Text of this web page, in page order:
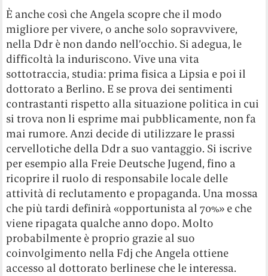
È anche così che Angela scopre che il modo
migliore per vivere, o anche solo sopravvivere,
nella Ddr è non dando nell’occhio. Si adegua, le
difficoltà la induriscono. Vive una vita
sottotraccia, studia: prima fisica a Lipsia e poi il
dottorato a Berlino. E se prova dei sentimenti
contrastanti rispetto alla situazione politica in cui
si trova non li esprime mai pubblicamente, non fa
mai rumore. Anzi decide di utilizzare le prassi
cervellotiche della Ddr a suo vantaggio. Si iscrive
per esempio alla Freie Deutsche Jugend, fino a
ricoprire il ruolo di responsabile locale delle
attività di reclutamento e propaganda. Una mossa
che più tardi definirà «opportunista al 70%» e che
viene ripagata qualche anno dopo. Molto
probabilmente è proprio grazie al suo
coinvolgimento nella Fdj che Angela ottiene
accesso al dottorato berlinese che le interessa.